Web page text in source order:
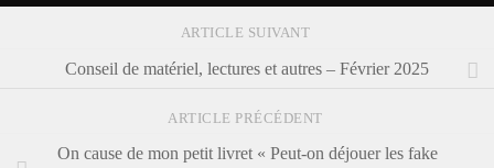
ARTICLE SUIVANT
Conseil de matériel, lectures et autres – Février 2025
ARTICLE PRÉCÉDENT
On cause de mon petit livret « Peut-on déjouer les fake